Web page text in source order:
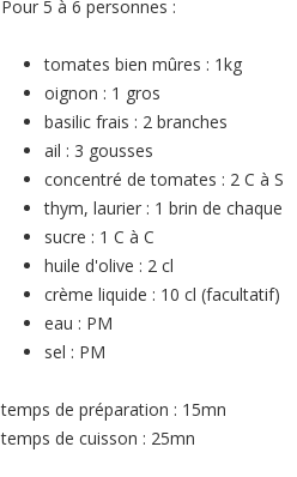
Pour 5 à 6 personnes :
tomates bien mûres : 1kg
oignon : 1 gros
basilic frais : 2 branches
ail : 3 gousses
concentré de tomates : 2 C à S
thym, laurier : 1 brin de chaque
sucre : 1 C à C
huile d'olive : 2 cl
crème liquide : 10 cl (facultatif)
eau : PM
sel : PM
temps de préparation : 15mn
temps de cuisson : 25mn